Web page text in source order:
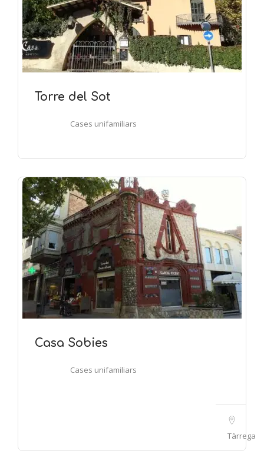
Torre del Sot
Cases unifamiliars
Casa Sobies
Cases unifamiliars
Tàrrega